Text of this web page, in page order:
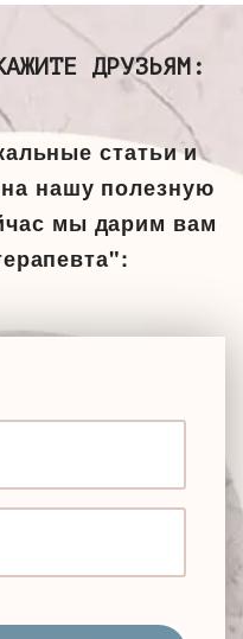
ДРУЗЬЯМ:
статьи и
нашу полезную
мы дарим вам